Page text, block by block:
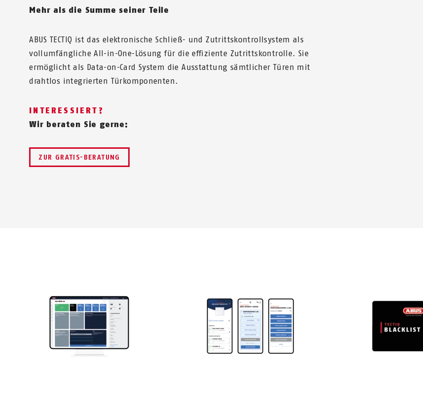
Mehr als die Summe seiner Teile
ABUS TECTIQ ist das elektronische Schließ- und Zutrittskontrollsystem als
vollumfängliche All-in-One-Lösung für die effiziente Zutrittskontrolle. Sie
ermöglicht als Data-on-Card System die Ausstattung sämtlicher Türen mit
drahtlos integrierten Türkomponenten.
INTERESSIERT?
Wir beraten Sie gerne:
ZUR GRATIS-BERATUNG